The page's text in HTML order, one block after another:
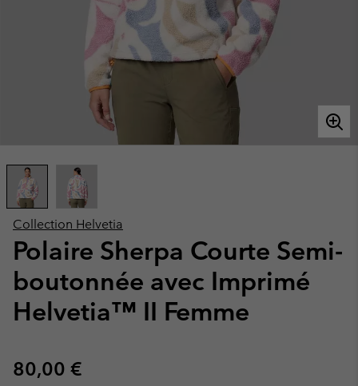
Collection Helvetia
Polaire Sherpa Courte Semi-
boutonnée avec Imprimé
Helvetia™ II Femme
Regular price:
80,00 €